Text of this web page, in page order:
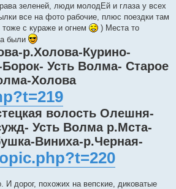
зеленей, люди молодЕй и глаза у всех
все на фото рабочие, плюс поездки там
с кураже и огнем
) Места то
были
р.Холова-Курино-
Усть Волма- Старое
Холова
волость Олешня-
Усть Волма р.Мста-
Виниха-р.Черная-
И дорог, похожих на вепские, диковатые